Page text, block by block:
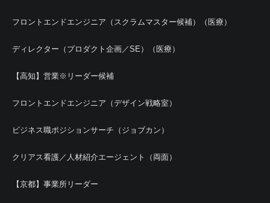
フロントエンドエンジニア（スクラムマスター候補）（医療）
ディレクター（プロダクト企画／SE）（医療）
【高知】営業※リーダー候補
フロントエンドエンジニア（デザイン戦略室）
ビジネス職ポジションサーチ（ジョブカン）
クリアス看護／人材紹介エージェント（両面）
【京都】事業所リーダー